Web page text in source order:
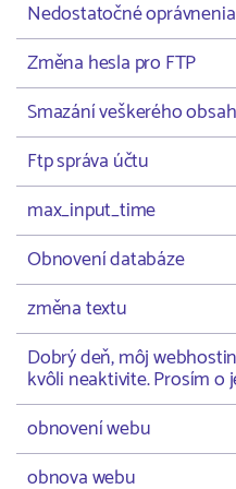
Nedostatočné
Změna hesla pro FTP
Smazání veškerého
Ftp správa účtu
max_input_time
Obnovení databáze
změna textu
Dobrý deň, môj
kvôli neaktivite. Prosím o
obnovení webu
obnova webu